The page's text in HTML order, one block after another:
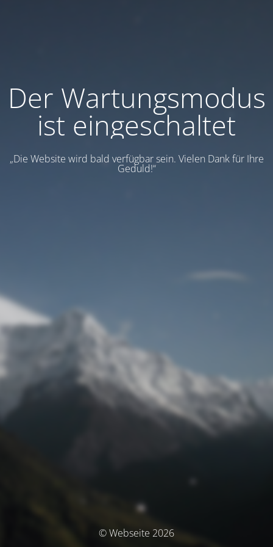
Der Wartungsmodus
ist eingeschaltet
„Die Website wird bald verfügbar sein. Vielen Dank für Ihre
Geduld!“
© Webseite 2026